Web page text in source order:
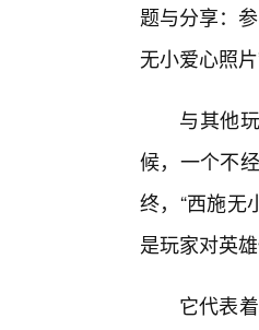
题与分享：
无小爱心照片
与其他
候，一个不
终，“西施无
是玩家对英
它代表